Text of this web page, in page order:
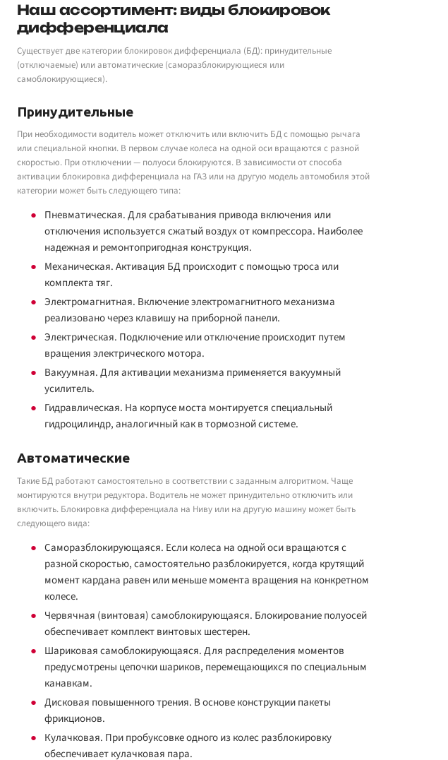
Наш ассортимент: виды блокировок
дифференциала
Существует две категории блокировок дифференциала (БД): принудительные
(отключаемые) или автоматические (саморазблокирующиеся или
самоблокирующиеся).
Принудительные
При необходимости водитель может отключить или включить БД с помощью рычага
или специальной кнопки. В первом случае колеса на одной оси вращаются с разной
скоростью. При отключении — полуоси блокируются. В зависимости от способа
активации блокировка дифференциала на ГАЗ или на другую модель автомобиля этой
категории может быть следующего типа:
Пневматическая. Для срабатывания привода включения или
отключения используется сжатый воздух от компрессора. Наиболее
надежная и ремонтопригодная конструкция.
Механическая. Активация БД происходит с помощью троса или
комплекта тяг.
Электромагнитная. Включение электромагнитного механизма
реализовано через клавишу на приборной панели.
Электрическая. Подключение или отключение происходит путем
вращения электрического мотора.
Вакуумная. Для активации механизма применяется вакуумный
усилитель.
Гидравлическая. На корпусе моста монтируется специальный
гидроцилиндр, аналогичный как в тормозной системе.
Автоматические
Такие БД работают самостоятельно в соответствии с заданным алгоритмом. Чаще
монтируются внутри редуктора. Водитель не может принудительно отключить или
включить. Блокировка дифференциала на Ниву или на другую машину может быть
следующего вида:
Саморазблокирующаяся. Если колеса на одной оси вращаются с
разной скоростью, самостоятельно разблокируется, когда крутящий
момент кардана равен или меньше момента вращения на конкретном
колесе.
Червячная (винтовая) самоблокирующаяся. Блокирование полуосей
обеспечивает комплект винтовых шестерен.
Шариковая самоблокирующаяся. Для распределения моментов
предусмотрены цепочки шариков, перемещающихся по специальным
канавкам.
Дисковая повышенного трения. В основе конструкции пакеты
фрикционов.
Кулачковая. При пробуксовке одного из колес разблокировку
обеспечивает кулачковая пара.